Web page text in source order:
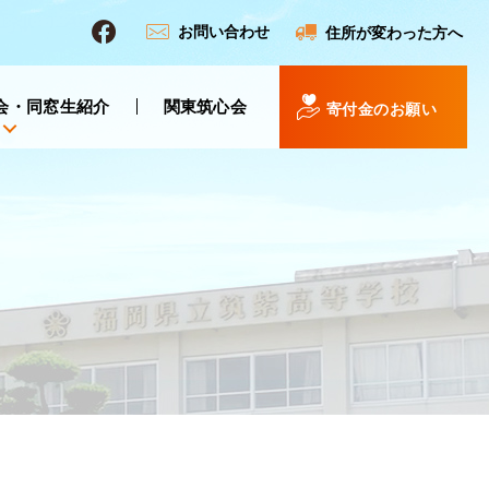
お問い合わせ 住所が変わった方へ
・同窓生紹介 関東筑心会 寄付金のお願い